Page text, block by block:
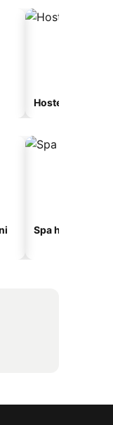
Hostel
Spa hoteli